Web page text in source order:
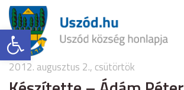
Eszköztár megnyitása
2012. augusztus 2., csütörtök